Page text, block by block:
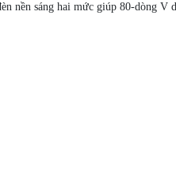
nền sáng hai mức giúp 80-dòng V